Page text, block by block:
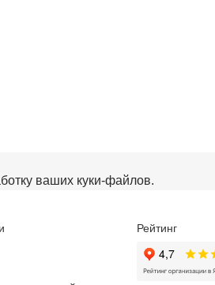
ваших куки‑файлов.
Рейтинг